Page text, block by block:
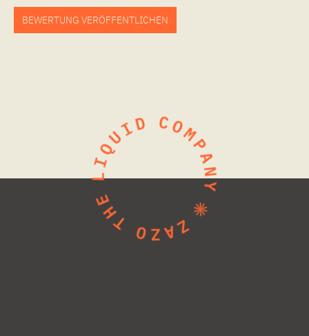
BEWERTUNG VERÖFFENTLICHEN